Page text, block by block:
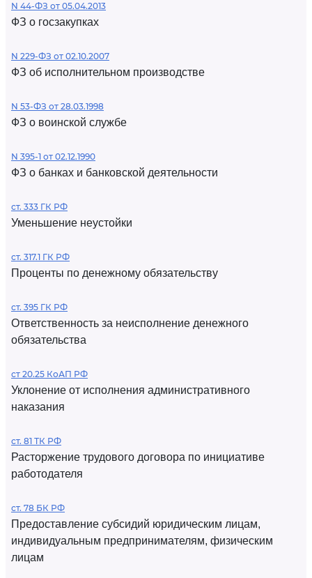
N 44-ФЗ от 05.04.2013
ФЗ о госзакупках
N 229-ФЗ от 02.10.2007
ФЗ об исполнительном производстве
N 53-ФЗ от 28.03.1998
ФЗ о воинской службе
N 395-1 от 02.12.1990
ФЗ о банках и банковской деятельности
ст. 333 ГК РФ
Уменьшение неустойки
ст. 317.1 ГК РФ
Проценты по денежному обязательству
ст. 395 ГК РФ
Ответственность за неисполнение денежного
обязательства
ст 20.25 КоАП РФ
Уклонение от исполнения административного
наказания
ст. 81 ТК РФ
Расторжение трудового договора по инициативе
работодателя
ст. 78 БК РФ
Предоставление субсидий юридическим лицам,
индивидуальным предпринимателям, физическим
лицам